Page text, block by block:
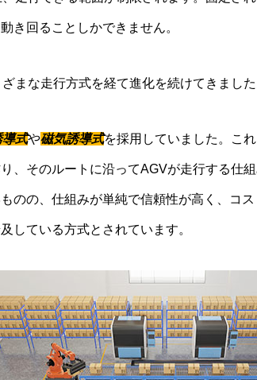
き回ることしかできません。
まな走行方式を経て進化を続けてきました
導式や磁気誘導式を採用していました。こ
、そのルートに沿ってAGVが走行する仕
のの、仕組みが単純で信頼性が高く、コ
している方式とされています。